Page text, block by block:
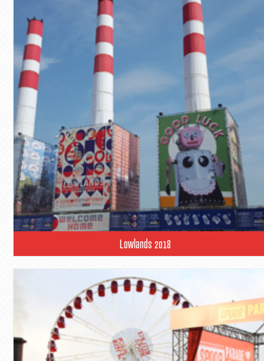
Lowlands 2018